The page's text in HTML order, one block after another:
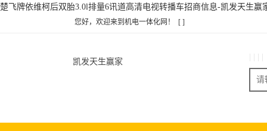
楚飞牌依维柯后双胎3.0l排量6讯道高清电视转播车招商信息-凯发天生赢
您好，欢迎来到机电一体化网！ [ ]
凯发天生赢家